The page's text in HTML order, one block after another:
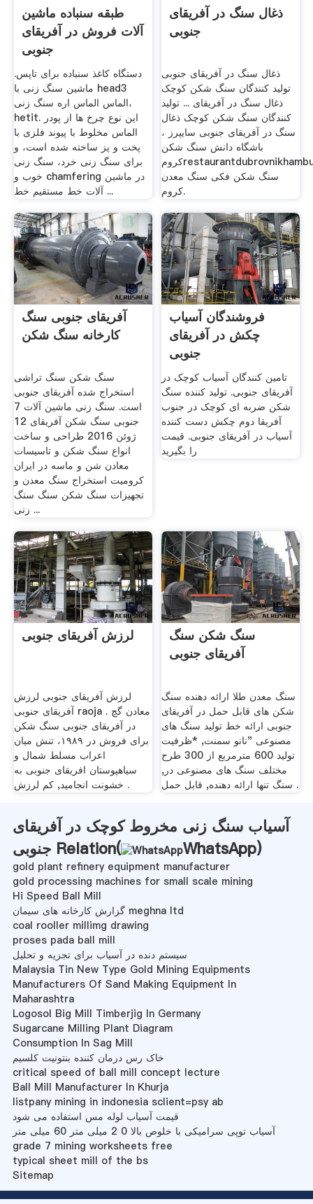
طبقه سنباده ماشین
آلات فروش در آفریقای
جنوبی
دستگاه کاغذ سنباده برای تاپس.
ماشین سنگ زنی با head3
الماس الماس اره سنگ زنی،
hetit. این نوع چرخ ها از پودر
الماس مخلوط با پیوند فلزی با
پخت و پز ساخته شده است، و
برای سنگ زنی خرد، سنگ زنی
خوب و chamfering در ماشین
آلات خط مستقیم خط ...
ذغال سنگ در آفریقای
جنوبی
ذغال سنگ در آفریقای جنوبی
تولید کنندگان سنگ شکن کوچک
ذغال سنگ در آفریقای ... تولید
کنندگان سنگ شکن کوچک ذغال
سنگ در آفریقای جنوبی سایپرز ،
باشگاه دانش سنگ شکن
کرومrestaurantdubrovnikhamburg
سنگ شکن فکی سنگ معدن
کروم.
آفریقای جنوبی سنگ
کارخانه سنگ شکن
سنگ شکن سنگ تراشی
استخراج شده آفریقای جنوبی
است. سنگ زنی ماشین آلات 7
جنوبی سنگ شکن آفریقای 12
ژوئن 2016 طراحی و ساخت
انواع سنگ شکن و تاسیسات
معادن شن و ماسه در ایران
کرومیت استخراج سنگ معدن و
تجهیزات سنگ شکن سنگ سنگ
زنی ...
فروشندگان آسیاب
چکش در آفریقای
جنوبی
تامین کنندگان آسیاب کوچک در
آفریقای جنوبی. تولید کننده سنگ
شکن ضربه ای کوچک در جنوب
آفریقا دوم چکش دست کننده
آسیاب در آفریقای جنوبی. قیمت
را بگیرید
لرزش آفریقای جنوبی
لرزش آفریقای جنوبی لرزش
آفریقای جنوبی raoja . معادن گچ
در آفریقای جنوبی سنگ شکن
برای فروش در ۱۹۸۹، تنش میان
اعراب مسلط شمال و
سیاهپوستان افریقای جنوبی به
خشونت انجامید, کم لرزش .
سنگ شکن سنگ
آفریقای جنوبی
سنگ معدن طلا ارائه دهنده سنگ
شکن های قابل حمل در آفریقای
جنوبی ارائه خط تولید سنگ های
مصنوعی "نانو سمنت, *ظرفیت
تولید 600 مترمربع از 300 طرح
مختلف سنگ های مصنوعی در,
سنگ تنها ارائه دهنده, قابل حمل .
آسیاب سنگ زنی مخروط کوچک در آفریقای
جنوبی Relation(
WhatsApp)
gold plant refinery equipment manufacturer
gold processing machines for small scale mining
Hi Speed Ball Mill
گزارش کارخانه های سیمان meghna ltd
coal rooller millimg drawing
proses pada ball mill
سیستم دنده در آسیاب برای تجزیه و تحلیل
Malaysia Tin New Type Gold Mining Equipments
Manufacturers Of Sand Making Equipment In
Maharashtra
Logosol Big Mill Timberjig In Germany
Sugarcane Milling Plant Diagram
Consumption In Sag Mill
خاک رس درمان کننده بنتونیت کلسیم
critical speed of ball mill concept lecture
Ball Mill Manufacturer In Khurja
listpany mining in indonesia sclient=psy ab
قیمت آسیاب لوله مس استفاده می شود
آسیاب توپی سرامیکی با خلوص بالا 0 2 میلی متر 60 میلی متر
grade 7 mining worksheets free
typical sheet mill of the bs
Sitemap